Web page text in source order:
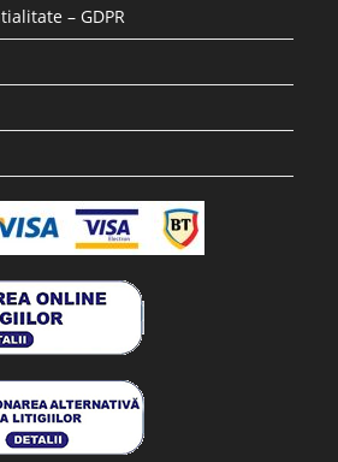
– GDPR